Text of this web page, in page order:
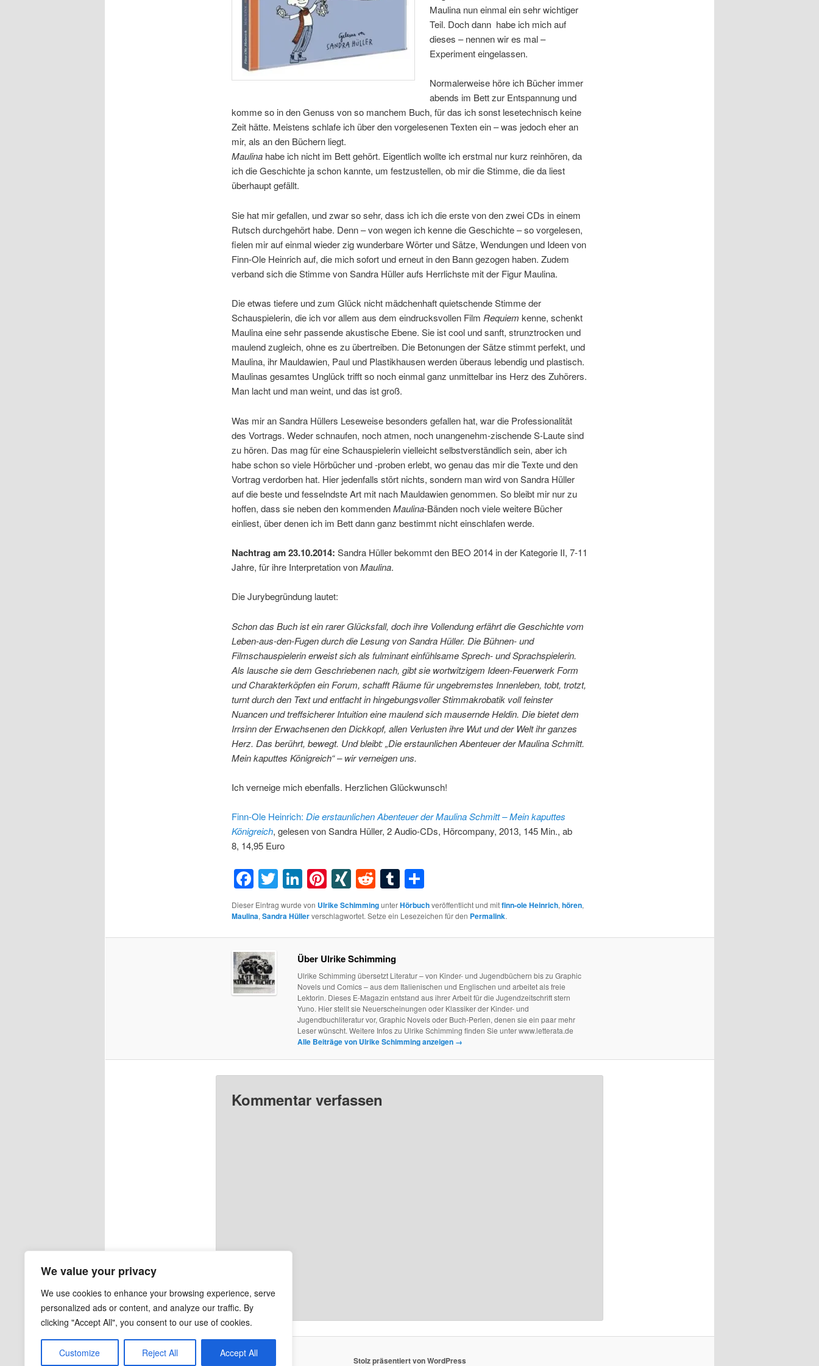
We value your privacy
We use cookies to enhance your browsing experience, serve
personalized ads or content, and analyze our traffic. By
clicking "Accept All", you consent to our use of cookies.
Customize Reject All Accept All
Maulina nun einmal ein sehr wichtiger
Teil. Doch dann habe ich mich auf
dieses – nennen wir es mal –
Experiment eingelassen.
Normalerweise höre ich Bücher immer
abends im Bett zur Entspannung und
komme so in den Genuss von so manchem Buch, für das ich sonst lesetechnisch keine
Zeit hätte. Meistens schlafe ich über den vorgelesenen Texten ein – was jedoch eher an
mir, als an den Büchern liegt.
Maulinahabe ich nicht im Bett gehört. Eigentlich wollte ich erstmal nur kurz reinhören, da
ich die Geschichte ja schon kannte, um festzustellen, ob mir die Stimme, die da liest
überhaupt gefällt.
Sie hat mir gefallen, und zwar so sehr, dass ich ich die erste von den zwei CDs in einem
Rutsch durchgehört habe. Denn – von wegen ich kenne die Geschichte – so vorgelesen,
fielen mir auf einmal wieder zig wunderbare Wörter und Sätze, Wendungen und Ideen von
Finn-Ole Heinrich auf, die mich sofort und erneut in den Bann gezogen haben. Zudem
verband sich die Stimme von Sandra Hüller aufs Herrlichste mit der Figur Maulina.
Die etwas tiefere und zum Glück nicht mädchenhaft quietschende Stimme der
Schauspielerin, die ich vor allem aus dem eindrucksvollen Film Requiem kenne, schenkt
Maulina eine sehr passende akustische Ebene. Sie ist cool und sanft, strunztrocken und
maulend zugleich, ohne es zu übertreiben. Die Betonungen der Sätze stimmt perfekt, und
Maulina, ihr Mauldawien, Paul und Plastikhausen werden überaus lebendig und plastisch.
Maulinas gesamtes Unglück trifft so noch einmal ganz unmittelbar ins Herz des Zuhörers.
Man lacht und man weint, und das ist groß.
Was mir an Sandra Hüllers Leseweise besonders gefallen hat, war die Professionalität
des Vortrags. Weder schnaufen, noch atmen, noch unangenehm-zischende S-Laute sind
zu hören. Das mag für eine Schauspielerin vielleicht selbstverständlich sein, aber ich
habe schon so viele Hörbücher und -proben erlebt, wo genau das mir die Texte und den
Vortrag verdorben hat. Hier jedenfalls stört nichts, sondern man wird von Sandra Hüller
auf die beste und fesselndste Art mit nach Mauldawien genommen. So bleibt mir nur zu
hoffen, dass sie neben den kommendenMaulina-Bänden noch viele weitere Bücher
einliest, über denen ich im Bett dann ganz bestimmt nicht einschlafen werde.
Nachtrag am 23.10.2014: Sandra Hüller bekommt den BEO 2014 in der Kategorie II, 7-11
Jahre, für ihre Interpretation vonMaulina.
Die Jurybegründung lautet:
Schon das Buch ist ein rarer Glücksfall, doch ihre Vollendung erfährt die Geschichte vom
Leben-aus-den-Fugen durch die Lesung von Sandra Hüller. Die Bühnen- und
Filmschauspielerin erweist sich als fulminant einfühlsame Sprech- und Sprachspielerin.
Als lausche sie dem Geschriebenen nach, gibt sie wortwitzigem Ideen-Feuerwerk Form
und Charakterköpfen ein Forum, schafft Räume für ungebremstes Innenleben, tobt, trotzt,
turnt durch den Text und entfacht in hingebungsvoller Stimmakrobatik voll feinster
Nuancen und treffsicherer Intuition eine maulend sich mausernde Heldin. Die bietet dem
Irrsinn der Erwachsenen den Dickkopf, allen Verlusten ihre Wut und der Welt ihr ganzes
Herz. Das berührt, bewegt. Und bleibt: „Die erstaunlichen Abenteuer der Maulina Schmitt.
Mein kaputtes Königreich“ – wir verneigen uns.
Ich verneige mich ebenfalls. Herzlichen Glückwunsch!
Finn-Ole Heinrich: Die erstaunlichen Abenteuer der Maulina Schmitt – Mein kaputtes
Königreich, gelesen von Sandra Hüller, 2 Audio-CDs, Hörcompany, 2013, 145 Min., ab
8, 14,95 Euro
Facebook
Twitter
LinkedIn
Pinterest
XINGReddit
Tumblr
Teilen
Dieser Eintrag wurde von Ulrike SchimmingunterHörbuchveröffentlicht und mitfinn-ole Heinrich, hören,
Maulina, Sandra Hüllerverschlagwortet. Setze ein Lesezeichen für den Permalink.
Über Ulrike Schimming
Ulrike Schimming übersetzt Literatur – von Kinder- und Jugendbüchern bis zu Graphic
Novels und Comics – aus dem Italienischen und Englischen und arbeitet als freie
Lektorin. Dieses E-Magazin entstand aus ihrer Arbeit für die Jugendzeitschrift stern
Yuno. Hier stellt sie Neuerscheinungen oder Klassiker der Kinder- und
Jugendbuchliteratur vor, Graphic Novels oder Buch-Perlen, denen sie ein paar mehr
Leser wünscht. Weitere Infos zu Ulrike Schimming finden Sie unter www.letterata.de
Alle Beiträge von Ulrike Schimming anzeigen →
Kommentar verfassen
Stolz präsentiert von WordPress